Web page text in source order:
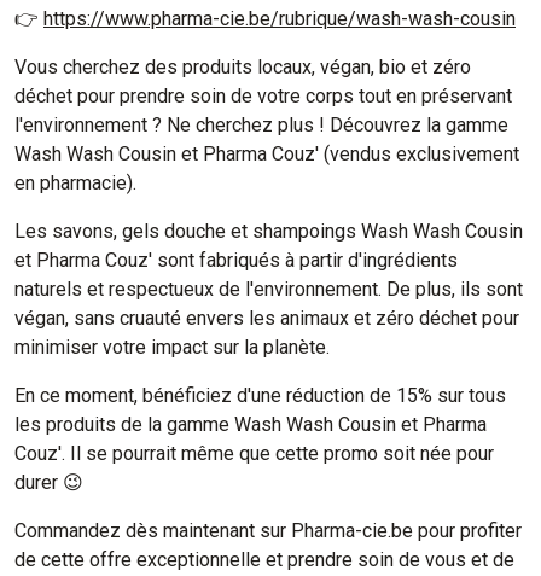
👉 https://www.pharma-cie.be/rubrique/wash-wash-cousin
Vous cherchez des produits locaux, végan, bio et zéro
déchet pour prendre soin de votre corps tout en préservant
l'environnement ? Ne cherchez plus ! Découvrez la gamme
Wash Wash Cousin et Pharma Couz' (vendus exclusivement
en pharmacie).
Les savons, gels douche et shampoings Wash Wash Cousin
et Pharma Couz' sont fabriqués à partir d'ingrédients
naturels et respectueux de l'environnement. De plus, ils sont
végan, sans cruauté envers les animaux et zéro déchet pour
minimiser votre impact sur la planète.
En ce moment, bénéficiez d'une réduction de 15% sur tous
les produits de la gamme Wash Wash Cousin et Pharma
Couz'. Il se pourrait même que cette promo soit née pour
durer 😉
Commandez dès maintenant sur Pharma-cie.be pour profiter
de cette offre exceptionnelle et prendre soin de vous et de